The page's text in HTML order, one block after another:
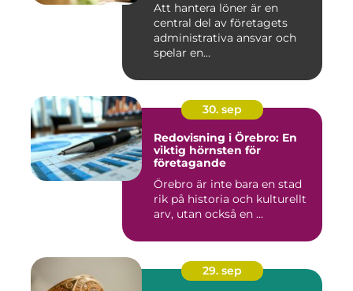
Att hantera löner är en
central del av företagets
administrativa ansvar och
spelar en...
30. sep
Redovisning i Örebro: En
viktig hörnsten för
företagande
Örebro är inte bara en stad
rik på historia och kulturellt
arv, utan också en ...
29. sep